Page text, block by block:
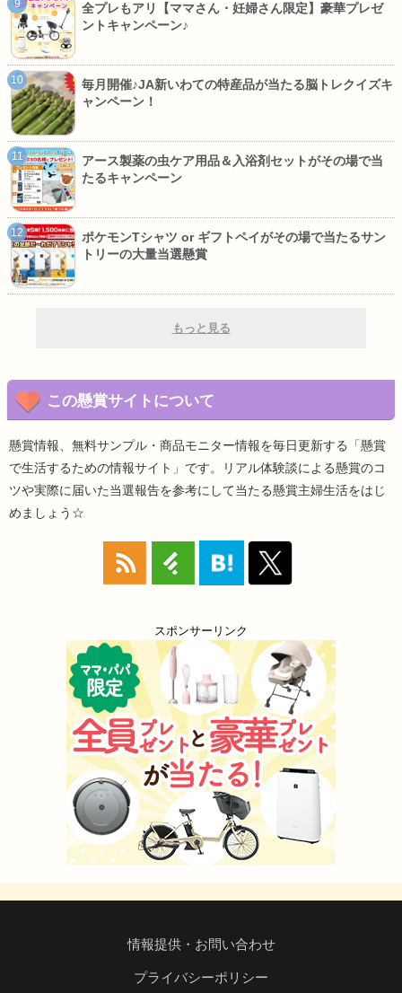
全プレもアリ【ママさん・妊婦さん限定】豪華プレゼ
ントキャンペーン♪
毎月開催♪JA新いわての特産品が当たる脳トレクイズキ
ャンペーン！
アース製薬の虫ケア用品＆入浴剤セットがその場で当
たるキャンペーン
ポケモンTシャツ or ギフトペイがその場で当たるサン
トリーの大量当選懸賞
もっと見る
この懸賞サイトについて
懸賞情報、無料サンプル・商品モニター情報を毎日更新する「懸賞
で生活するための情報サイト」です。リアル体験談による懸賞のコ
ツや実際に届いた当選報告を参考にして当たる懸賞主婦生活をはじ
めましょう☆
スポンサーリンク
情報提供・お問い合わせ
プライバシーポリシー